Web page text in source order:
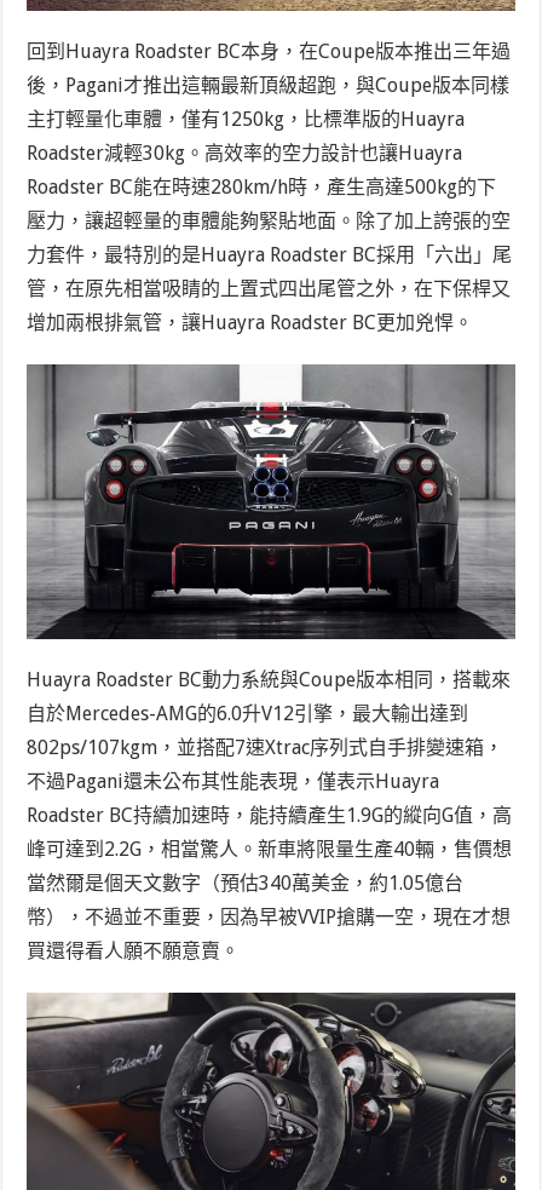
回到Huayra Roadster BC本身，在Coupe版本推出三年過
後，Pagani才推出這輛最新頂級超跑，與Coupe版本同樣
主打輕量化車體，僅有1250kg，比標準版的Huayra
Roadster減輕30kg。高效率的空力設計也讓Huayra
Roadster BC能在時速280km/h時，產生高達500kg的下
壓力，讓超輕量的車體能夠緊貼地面。除了加上誇張的空
力套件，最特別的是Huayra Roadster BC採用「六出」尾
管，在原先相當吸睛的上置式四出尾管之外，在下保桿又
增加兩根排氣管，讓Huayra Roadster BC更加兇悍。
Huayra Roadster BC動力系統與Coupe版本相同，搭載來
自於Mercedes-AMG的6.0升V12引擎，最大輸出達到
802ps/107kgm，並搭配7速Xtrac序列式自手排變速箱，
不過Pagani還未公布其性能表現，僅表示Huayra
Roadster BC持續加速時，能持續產生1.9G的縱向G值，高
峰可達到2.2G，相當驚人。新車將限量生產40輛，售價想
當然爾是個天文數字（預估340萬美金，約1.05億台
幣），不過並不重要，因為早被VVIP搶購一空，現在才想
買還得看人願不願意賣。